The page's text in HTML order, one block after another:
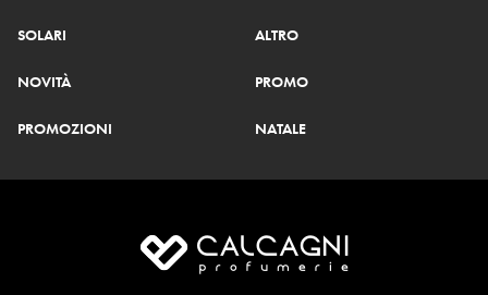
SOLARI ALTRO
NOVITÀ PROMO
PROMOZIONI NATALE